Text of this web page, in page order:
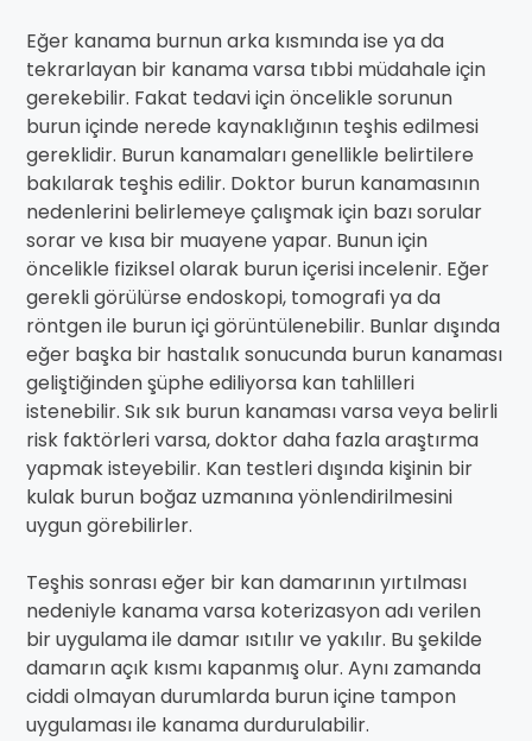
Eğer kanama burnun arka kısmında ise ya da
tekrarlayan bir kanama varsa tıbbi müdahale için
gerekebilir. Fakat tedavi için öncelikle sorunun
burun içinde nerede kaynaklığının teşhis edilmesi
gereklidir. Burun kanamaları genellikle belirtilere
bakılarak teşhis edilir. Doktor burun kanamasının
nedenlerini belirlemeye çalışmak için bazı sorular
sorar ve kısa bir muayene yapar. Bunun için
öncelikle fiziksel olarak burun içerisi incelenir. Eğer
gerekli görülürse endoskopi, tomografi ya da
röntgen ile burun içi görüntülenebilir. Bunlar dışında
eğer başka bir hastalık sonucunda burun kanaması
geliştiğinden şüphe ediliyorsa kan tahlilleri
istenebilir. Sık sık burun kanaması varsa veya belirli
risk faktörleri varsa, doktor daha fazla araştırma
yapmak isteyebilir. Kan testleri dışında kişinin bir
kulak burun boğaz uzmanına yönlendirilmesini
uygun görebilirler.
Teşhis sonrası eğer bir kan damarının yırtılması
nedeniyle kanama varsa koterizasyon adı verilen
bir uygulama ile damar ısıtılır ve yakılır. Bu şekilde
damarın açık kısmı kapanmış olur. Aynı zamanda
ciddi olmayan durumlarda burun içine tampon
uygulaması ile kanama durdurulabilir.